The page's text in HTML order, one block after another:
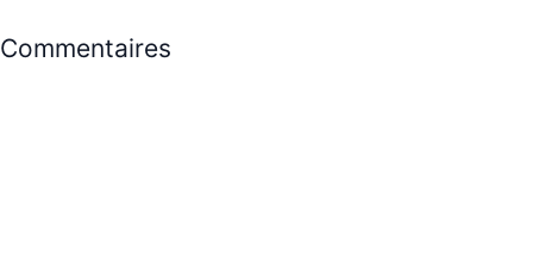
Commentaires